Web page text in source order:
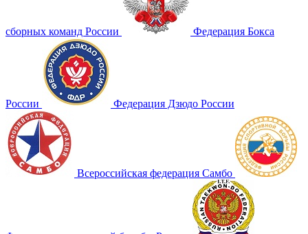
сборных команд России Федерация Бокса
России Федерация Дзюдо России
Всероссийская федерация Самбо